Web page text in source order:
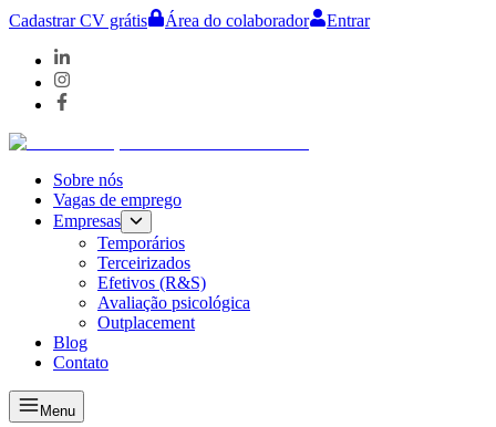
Cadastrar CV grátis Área do colaborador Entrar
Sobre nós
Vagas de emprego
Empresas
Temporários
Terceirizados
Efetivos (R&S)
Avaliação psicológica
Outplacement
Blog
Contato
Menu